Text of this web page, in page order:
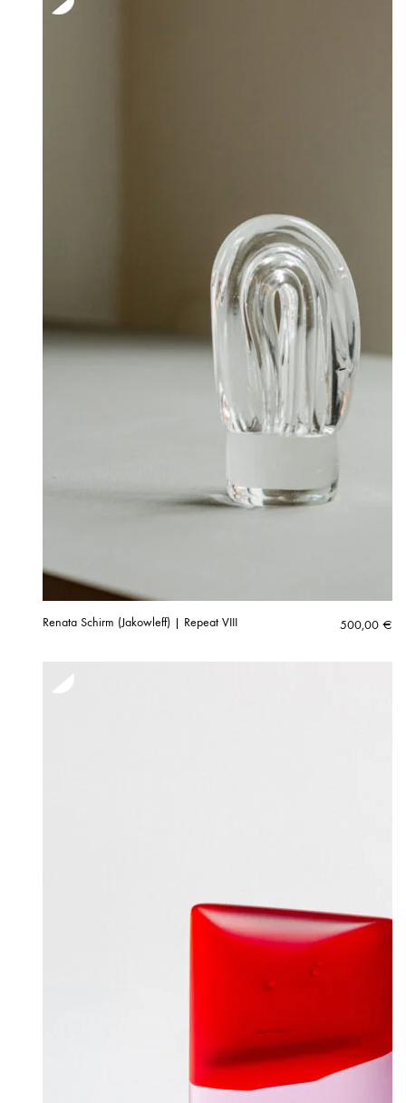
Renata Schirm (Jakowleff) | Repeat VIII 500,00 €